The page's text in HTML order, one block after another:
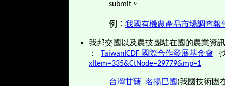
submit 。
例： 我國有機農產品市場調查報
我邦交國以及農技團駐在國的農業資
： TaiwanICDF 國際合作發展基金會
xItem=335&CtNode=29779&mp=1
台灣甘藷 名揚巴國 (我國技術團